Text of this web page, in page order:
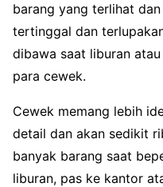
barang yang terlihat
tertinggal dan
dibawa saat liburan
para cewek.
Cewek memang lebih
detail dan akan sedikit
banyak barang saat
liburan, pas ke kantor